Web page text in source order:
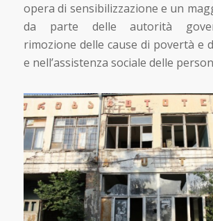
opera di sensibilizzazione e un
da parte delle autorità
rimozione delle cause di povertà e
e nell’assistenza sociale delle